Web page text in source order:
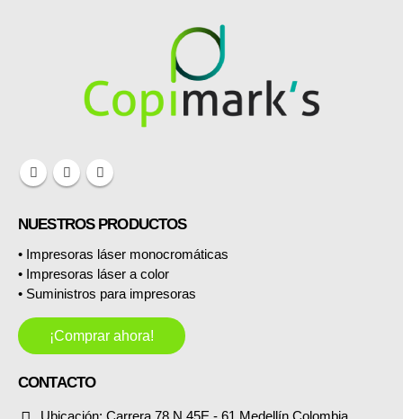
NUESTROS PRODUCTOS
• Impresoras láser monocromáticas
• Impresoras láser a color
• Suministros para impresoras
¡Comprar ahora!
CONTACTO